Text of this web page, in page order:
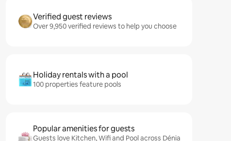
Verified guest reviews
Over 9,950 verified reviews to help you choose
Holiday rentals with a pool
100 properties feature pools
Popular amenities for guests
Guests love Kitchen, Wifi and Pool across Dénia